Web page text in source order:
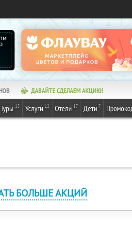
ДАВАЙТЕ СДЕЛАЕМ АКЦИЮ!
Туры 13 Услуги 12 Отели 17 Дети 7
БОЛЬШЕ АКЦИЙ